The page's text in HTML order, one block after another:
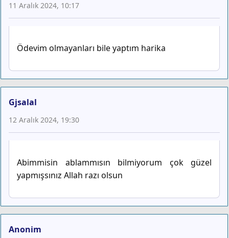
11 Aralık 2024, 10:17
Ödevim olmayanları bile yaptım harika
Gjsalal
12 Aralık 2024, 19:30
Abimmisin ablammısın bilmiyorum çok güzel
yapmışsınız Allah razı olsun
Anonim